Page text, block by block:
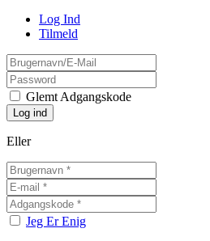
Log Ind
Tilmeld
Glemt Adgangskode
Eller
Jeg Er Enig